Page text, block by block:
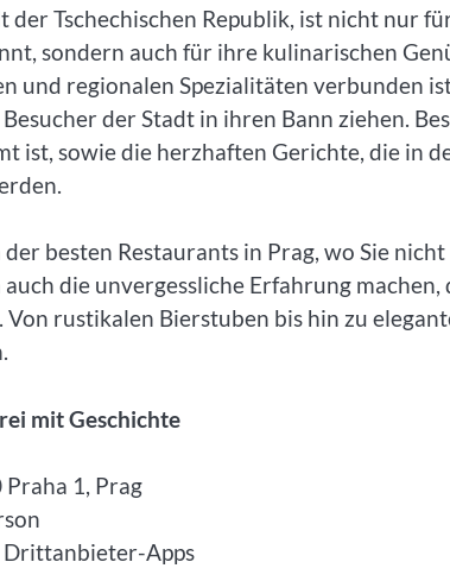
der Tschechischen Republik, ist nicht nur
sondern auch für ihre kulinarischen
und regionalen Spezialitäten verbunden
der Stadt in ihren Bann ziehen.
ist, sowie die herzhaften Gerichte, die in
besten Restaurants in Prag, wo Sie
die unvergessliche Erfahrung machen,
rustikalen Bierstuben bis hin zu
mit Geschichte
1, Prag
Apps